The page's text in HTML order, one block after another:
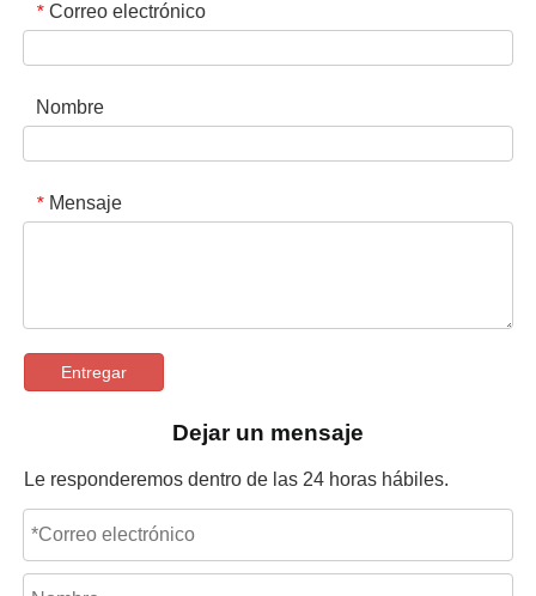
* Correo electrónico
Nombre
* Mensaje
Entregar
Dejar un mensaje
Le responderemos dentro de las 24 horas hábiles.